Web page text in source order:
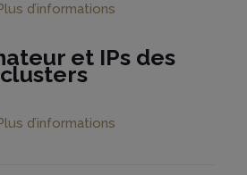
d’informations
et IPs des
clusters
d’informations